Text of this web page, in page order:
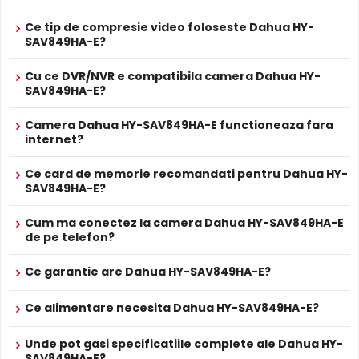
BLC (Compensare Lumina)
dotata camera Dahua HY-SAV849HA-E, permite ca
in dreptul unei ferestre sau a unei usi de acces) sa fie
Alte functii
video sunt necesare, cum ar fi:
·Magazine
·Stații de transmitere nesupravegheate
·Zone ATM
·Biblioteci
Monitorizare inteligentă: detectarea flăcării,
detectarea în afara serviciului, detectarea apelurilor
ALIMENTARE
Alimentare
12V DC / PoE / 4.9 W
Alimentare
POE
Da
Se poate alimenta printr-un singur cablu UTP/FTP din
PROSPECT PRODUCATOR
informativ.
Ce tip de compresie video foloseste Dahua HY-
SAV849HA-E?
Cu ce DVR/NVR e compatibila camera Dahua HY-
SAV849HA-E?
Camera Dahua HY-SAV849HA-E functioneaza fara
internet?
Ce card de memorie recomandati pentru Dahua HY-
SAV849HA-E?
Cum ma conectez la camera Dahua HY-SAV849HA-E
de pe telefon?
Ce garantie are Dahua HY-SAV849HA-E?
Ce alimentare necesita Dahua HY-SAV849HA-E?
Unde pot gasi specificatiile complete ale Dahua HY-